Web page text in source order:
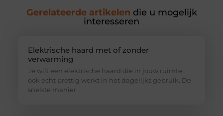
Gerelateerde artikelen die u mogelijk
interesseren
Elektrische haard met of zonder
verwarming
Je wilt een elektrische haard die in jouw ruimte
ook echt prettig werkt in het dagelijks gebruik. De
snelste manier